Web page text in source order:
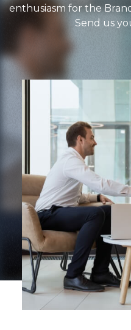
enthusiasm for the
Send us